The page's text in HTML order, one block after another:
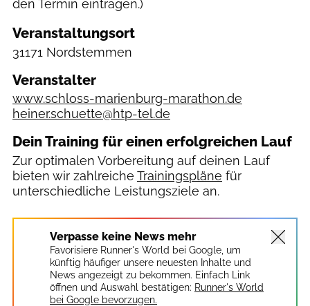
den Termin eintragen.)
Veranstaltungsort
31171 Nordstemmen
Veranstalter
www.schloss-marienburg-marathon.de
heiner.schuette@htp-tel.de
Dein Training für einen erfolgreichen Lauf
Zur optimalen Vorbereitung auf deinen Lauf
bieten wir zahlreiche Trainingspläne für
unterschiedliche Leistungsziele an.
Verpasse keine News mehr
Favorisiere Runner's World bei Google, um
künftig häufiger unsere neuesten Inhalte und
News angezeigt zu bekommen. Einfach Link
öffnen und Auswahl bestätigen: Runner's World
bei Google bevorzugen.